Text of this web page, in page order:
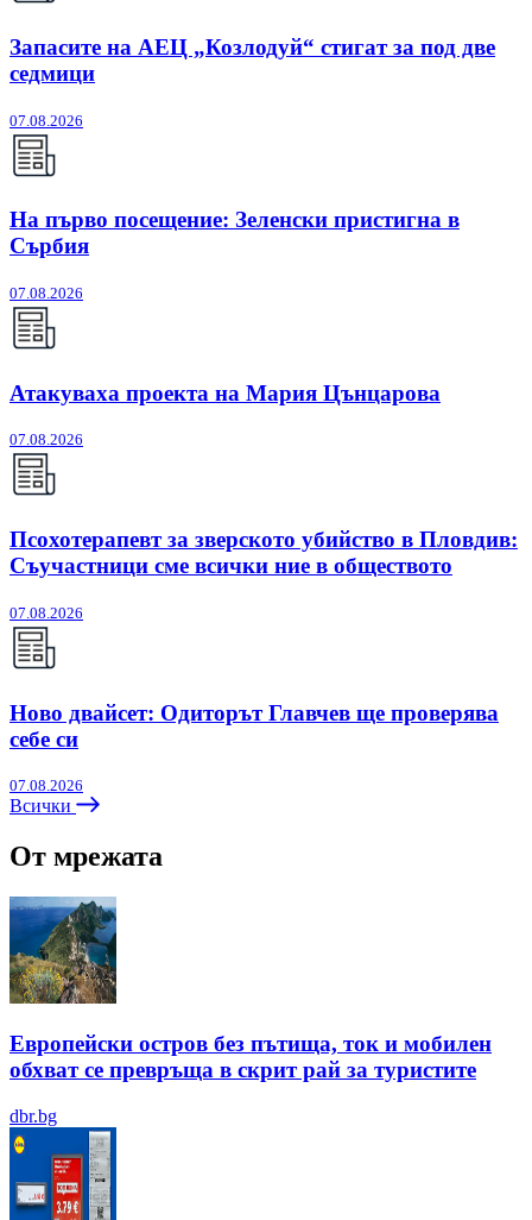
Запасите на АЕЦ „Козлодуй“ стигат за под две
седмици
07.08.2026
На първо посещение: Зеленски пристигна в
Сърбия
07.08.2026
Атакуваха проекта на Мария Цънцарова
07.08.2026
Псохотерапевт за зверското убийство в Пловдив:
Съучастници сме всички ние в обществото
07.08.2026
Ново двайсет: Одиторът Главчев ще проверява
себе си
07.08.2026
Всички
От мрежата
Европейски остров без пътища, ток и мобилен
обхват се превръща в скрит рай за туристите
dbr.bg